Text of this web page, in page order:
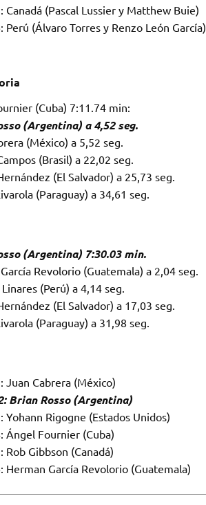
Canadá (Pascal Lussier y Matthew Buie)
Perú (Álvaro Torres y Renzo León García)
(Cuba) 7:11.74 min:
(Argentina) a 4,52 seg.
(México) a 5,52 seg.
(Brasil) a 22,02 seg.
(El Salvador) a 25,73 seg.
(Paraguay) a 34,61 seg.
(Argentina) 7:30.03 min.
Revolorio (Guatemala) a 2,04 seg.
(Perú) a 4,14 seg.
(El Salvador) a 17,03 seg.
(Paraguay) a 31,98 seg.
Juan Cabrera (México)
Brian Rosso (Argentina)
Yohann Rigogne (Estados Unidos)
Ángel Fournier (Cuba)
Rob Gibbson (Canadá)
Herman García Revolorio (Guatemala)